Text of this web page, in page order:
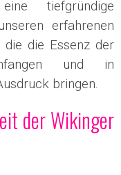
tiefgründige
erfahrenen
die die Essenz der
und in
bringen.
der Wikinger